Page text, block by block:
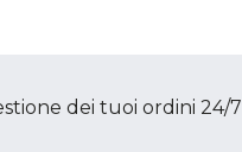
dei tuoi ordini 24/7